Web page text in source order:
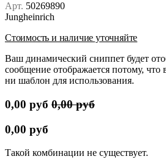
Арт. 50269890
Jungheinrich
Стоимость и наличие уточняйте
Ваш динамический сниппет будет
сообщение отображается потому, что
ни шаблон для использования.
0,00 руб 0,00руб
0,00 руб
Такой комбинации не существует.